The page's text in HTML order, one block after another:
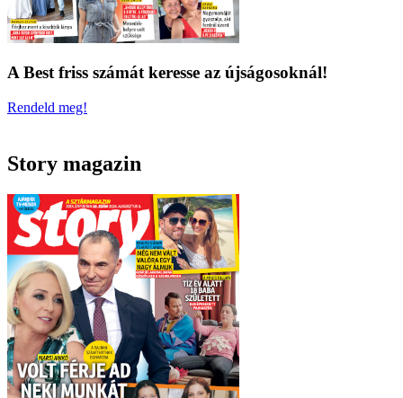
A Best friss számát keresse az újságosoknál!
Rendeld meg!
Story magazin